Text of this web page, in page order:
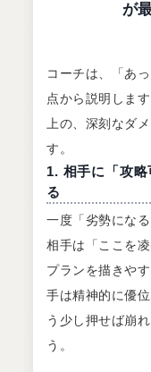
が
コーチは、「あ
点から説明しま
上の、深刻なダ
す。
1. 相手に「攻略
る
一度「劣勢にな
相手は「ここを
プランを描きや
手は精神的に優
う少し押せば崩
う。